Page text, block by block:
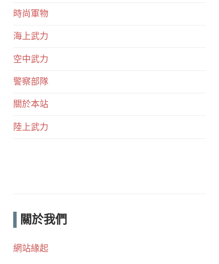
時尚軍物
海上武力
空中武力
警察部隊
關於本站
陸上武力
關於我們
網站緣起